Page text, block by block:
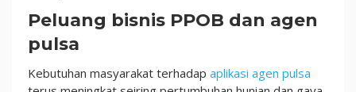
Peluang bisnis PPOB dan agen
pulsa
Kebutuhan masyarakat terhadap aplikasi agen pulsa